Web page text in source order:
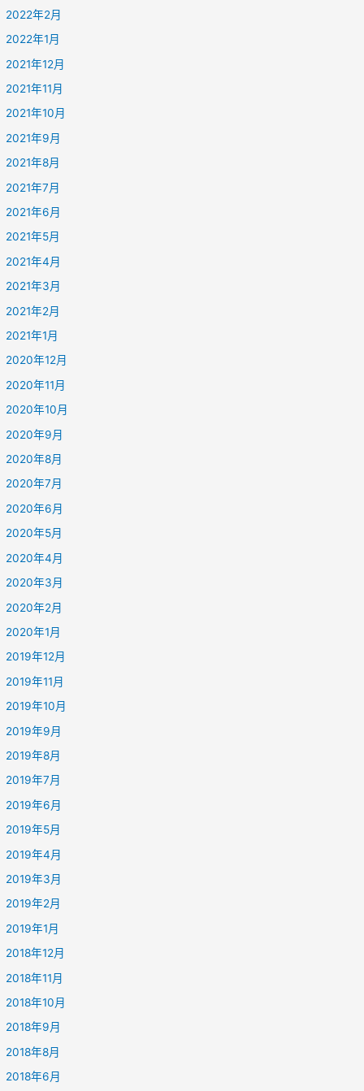
2022年2月
2022年1月
2021年12月
2021年11月
2021年10月
2021年9月
2021年8月
2021年7月
2021年6月
2021年5月
2021年4月
2021年3月
2021年2月
2021年1月
2020年12月
2020年11月
2020年10月
2020年9月
2020年8月
2020年7月
2020年6月
2020年5月
2020年4月
2020年3月
2020年2月
2020年1月
2019年12月
2019年11月
2019年10月
2019年9月
2019年8月
2019年7月
2019年6月
2019年5月
2019年4月
2019年3月
2019年2月
2019年1月
2018年12月
2018年11月
2018年10月
2018年9月
2018年8月
2018年6月